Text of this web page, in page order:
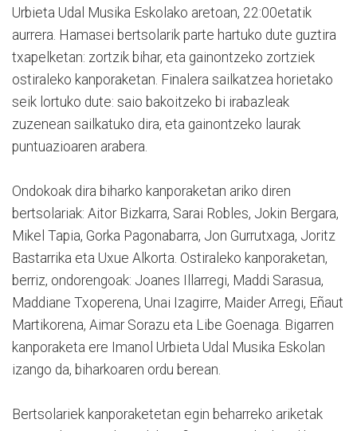
Urbieta Udal Musika Eskolako aretoan, 22:00etatik
aurrera. Hamasei bertsolarik parte hartuko dute guztira
txapelketan: zortzik bihar, eta gainontzeko zortziek
ostiraleko kanporaketan. Finalera sailkatzea horietako
seik lortuko dute: saio bakoitzeko bi irabazleak
zuzenean sailkatuko dira, eta gainontzeko laurak
puntuazioaren arabera.
Ondokoak dira biharko kanporaketan ariko diren
bertsolariak: Aitor Bizkarra, Sarai Robles, Jokin Bergara,
Mikel Tapia, Gorka Pagonabarra, Jon Gurrutxaga, Joritz
Bastarrika eta Uxue Alkorta. Ostiraleko kanporaketan,
berriz, ondorengoak: Joanes Illarregi, Maddi Sarasua,
Maddiane Txoperena, Unai Izagirre, Maider Arregi, Eñaut
Martikorena, Aimar Sorazu eta Libe Goenaga. Bigarren
kanporaketa ere Imanol Urbieta Udal Musika Eskolan
izango da, biharkoaren ordu berean.
Bertsolariek kanporaketetan egin beharreko ariketak